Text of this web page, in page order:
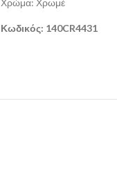
Χρώμα: Χρωμέ
Κωδικός: 140CR4431